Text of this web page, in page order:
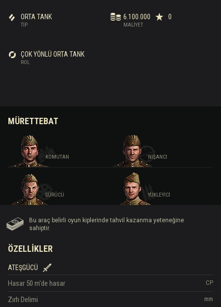
TIP
ORTA TANK
MALIYET
6.100.000 0
ROL
ÇOK YÖNLÜ ORTA TANK
MÜRETTEBAT
KOMUTAN NIŞANCI
SÜRÜCÜ YÜKLEYICI
Bu araç belirli oyun kiplerinde tahvil kazanma yeteneğine
sahiptir.
ÖZELLIKLER
ATEŞGÜCÜ
CP
Hasar 50 m'de hasar
mm
Zırh Delimi